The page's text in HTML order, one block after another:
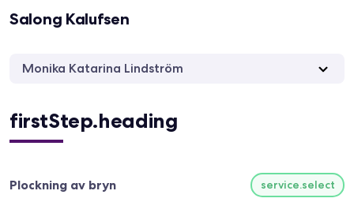
Salong Kalufsen
Monika Katarina Lindström
firstStep.heading
Plockning av bryn service.select